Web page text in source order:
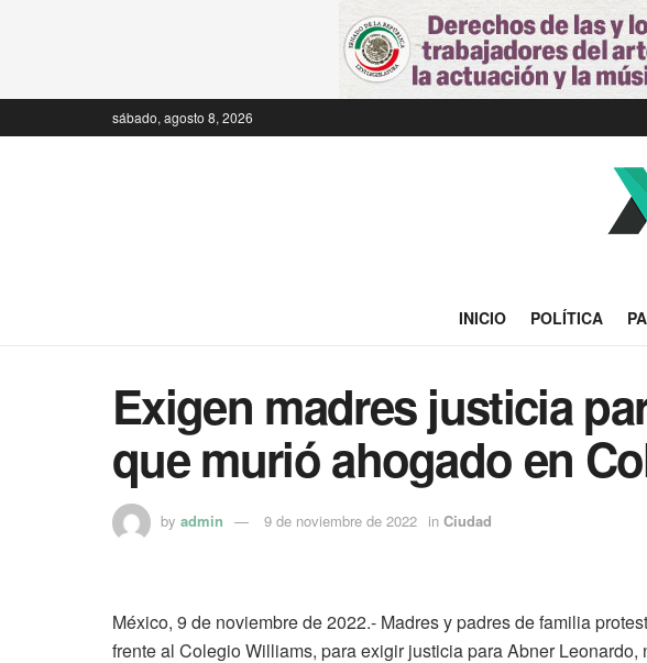
sábado, agosto 8, 2026
INICIO POLÍTICA
Exigen madres justicia
que murió ahogado en
by admin 9 de noviembre de 2022 in Ciudad
México, 9 de noviembre de 2022.- Madres y padres de familia
frente al Colegio Williams, para exigir justicia para Abner